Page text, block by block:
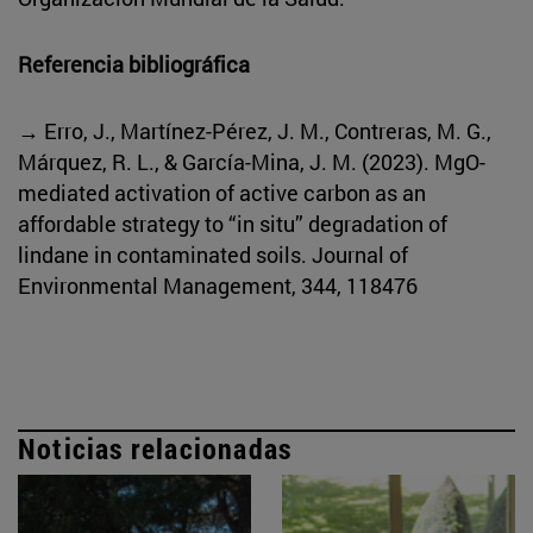
Referencia bibliográfica
→ Erro, J., Martínez-Pérez, J. M., Contreras, M. G.,
Márquez, R. L., & García-Mina, J. M. (2023). MgO-
mediated activation of active carbon as an
affordable strategy to “in situ” degradation of
lindane in contaminated soils. Journal of
Environmental Management, 344, 118476
Noticias relacionadas